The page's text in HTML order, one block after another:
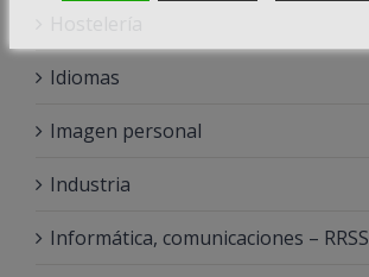
Idiomas
Imagen personal
Industria
Informática, comunicaciones – RRSS